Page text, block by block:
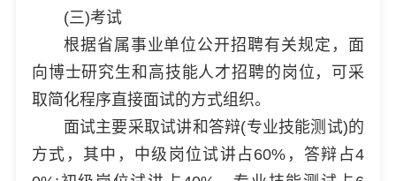
(三)考试
根据省属事业单位公开招聘有关规定，面
向博士研究生和高技能人才招聘的岗位，可采
取简化程序直接面试的方式组织。
面试主要采取试讲和答辩(专业技能测试)的
方式，其中，中级岗位试讲占60%，答辩占4